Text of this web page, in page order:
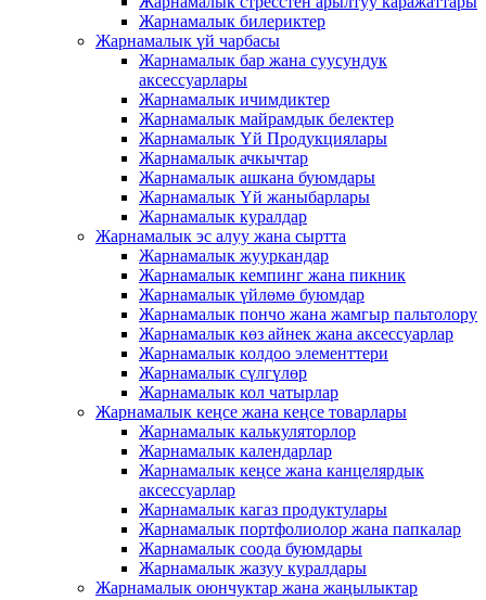
Жарнамалык билериктер
Жарнамалык үй чарбасы
Жарнамалык бар жана суусундук
аксессуарлары
Жарнамалык ичимдиктер
Жарнамалык майрамдык белектер
Жарнамалык Үй Продукциялары
Жарнамалык ачкычтар
Жарнамалык ашкана буюмдары
Жарнамалык Үй жаныбарлары
Жарнамалык куралдар
Жарнамалык эс алуу жана сыртта
Жарнамалык жууркандар
Жарнамалык кемпинг жана пикник
Жарнамалык үйлөмө буюмдар
Жарнамалык пончо жана жамгыр пальтолору
Жарнамалык көз айнек жана аксессуарлар
Жарнамалык колдоо элементтери
Жарнамалык сүлгүлөр
Жарнамалык кол чатырлар
Жарнамалык кеңсе жана кеңсе товарлары
Жарнамалык калькуляторлор
Жарнамалык календарлар
Жарнамалык кеңсе жана канцелярдык
аксессуарлар
Жарнамалык кагаз продуктулары
Жарнамалык портфолиолор жана папкалар
Жарнамалык соода буюмдары
Жарнамалык жазуу куралдары
Жарнамалык оюнчуктар жана жаңылыктар